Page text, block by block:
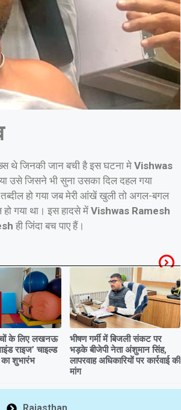
थे जिनकी जान बची है इस घटना मे Vishwas
उसे जिसने भी सुना उसका दिल दहल गया
हो गया जब मेरी आंखें खुली तो अगल-बगल
गया था। इस हादसे में Vishwas Ramesh
ही जिंदा बच पाए हैं।
के लिए लखनऊ
राइज’ चाइल्ड
शुभारंभ
भीषण गर्मी में बिजली संकट पर
भड़के बीजेपी नेता अंशुमान सिंह,
लापरवाह अधिकारियों पर कार्रवाई की
मांग